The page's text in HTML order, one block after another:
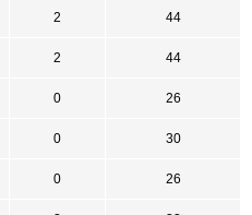
2 44
2 44
0 26
0 30
0 26